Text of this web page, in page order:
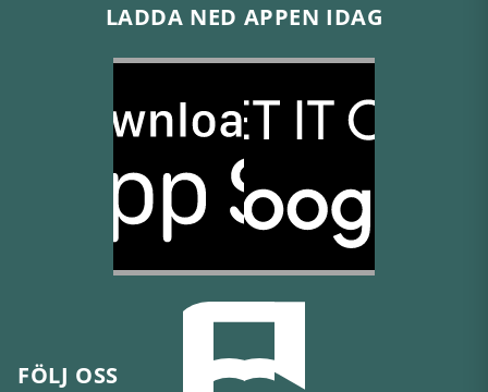
LADDA NED APPEN IDAG
FÖLJ OSS